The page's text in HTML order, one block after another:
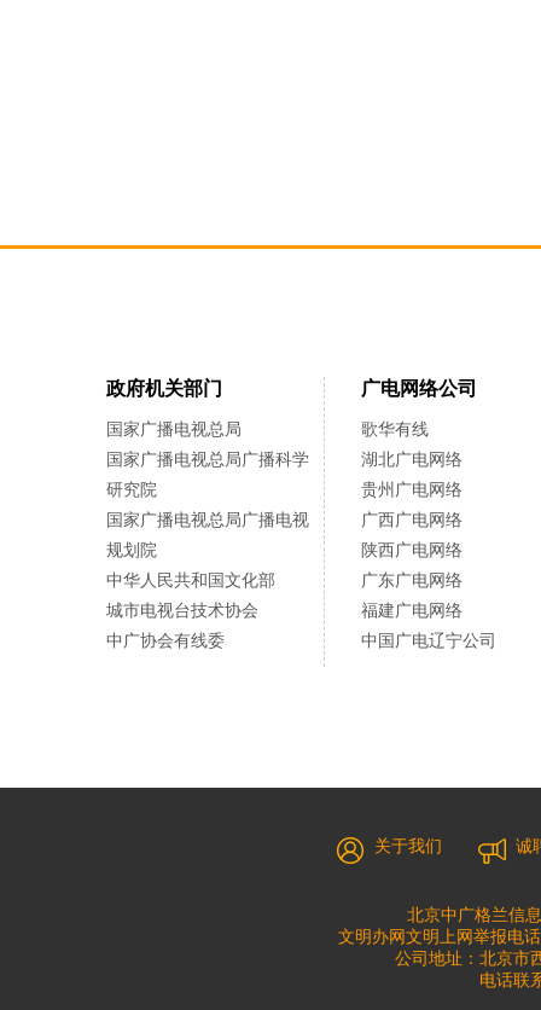
政府机关部门
国家广播电视总局
国家广播电视总局广播科学
研究院
国家广播电视总局广播电视
规划院
中华人民共和国文化部
城市电视台技术协会
中广协会有线委
广电网络公司
歌华有线
湖北广电网络
贵州广电网络
广西广电网络
陕西广电网络
广东广电网络
福建广电网络
中国广电辽宁公司
关于我们 诚
北京中广格兰信
文明办网文明上网举报电
公司地址：北京市
电话联